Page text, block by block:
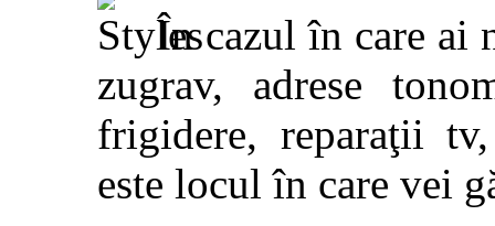
În cazul în care ai
zugrav, adrese
frigidere, reparaţii
este locul în care vei